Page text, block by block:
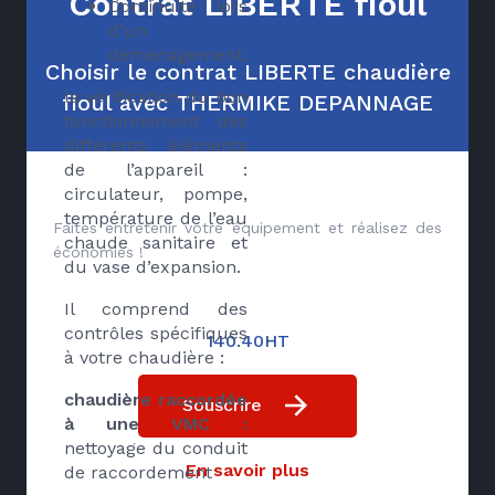
Continuité lors
d'un
déménagement.
la vérification du bon
fonctionnement des
différents éléments
de l’appareil :
circulateur, pompe,
température de l’eau
chaude sanitaire et
du vase d’expansion.
Il comprend des
contrôles spécifiques
à votre chaudière :
chaudière raccordée
à une VMC :
nettoyage du conduit
de raccordement
Choisir le contrat LIBERTE chaudière
fioul avec THERMIKE DEPANNAGE
Faites entretenir votre équipement et réalisez des
économies !
140.40HT
Souscrire
En savoir plus